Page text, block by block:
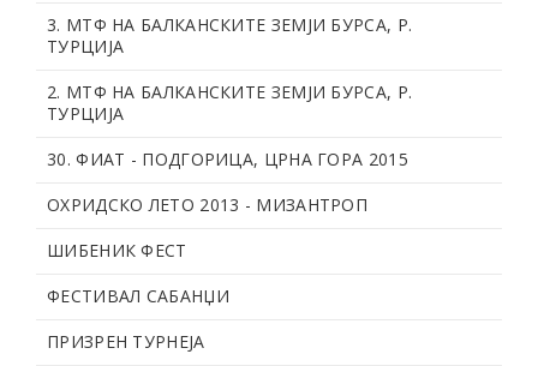
3. МТФ НА БАЛКАНСКИТЕ ЗЕМЈИ БУРСА, Р.
ТУРЦИЈА
2. МТФ НА БАЛКАНСКИТЕ ЗЕМЈИ БУРСА, Р.
ТУРЦИЈА
30. ФИАТ - ПОДГОРИЦА, ЦРНА ГОРА 2015
ОХРИДСКО ЛЕТО 2013 - МИЗАНТРОП
ШИБЕНИК ФЕСТ
ФЕСТИВАЛ САБАНЏИ
ПРИЗРЕН ТУРНЕЈА